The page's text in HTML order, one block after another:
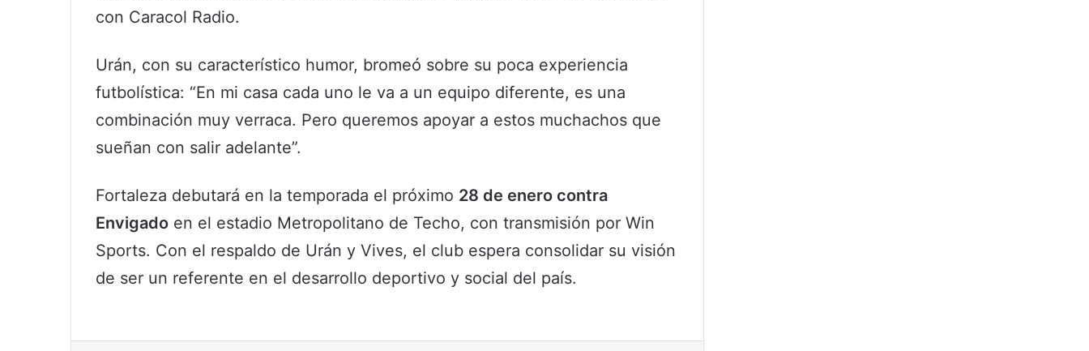
con Caracol Radio.
Urán, con su característico humor, bromeó sobre su poca experiencia
futbolística: “En mi casa cada uno le va a un equipo diferente, es una
combinación muy verraca. Pero queremos apoyar a estos muchachos que
sueñan con salir adelante”.
Fortaleza debutará en la temporada el próximo 28 de enero contra
Envigado en el estadio Metropolitano de Techo, con transmisión por Win
Sports. Con el respaldo de Urán y Vives, el club espera consolidar su visión
de ser un referente en el desarrollo deportivo y social del país.